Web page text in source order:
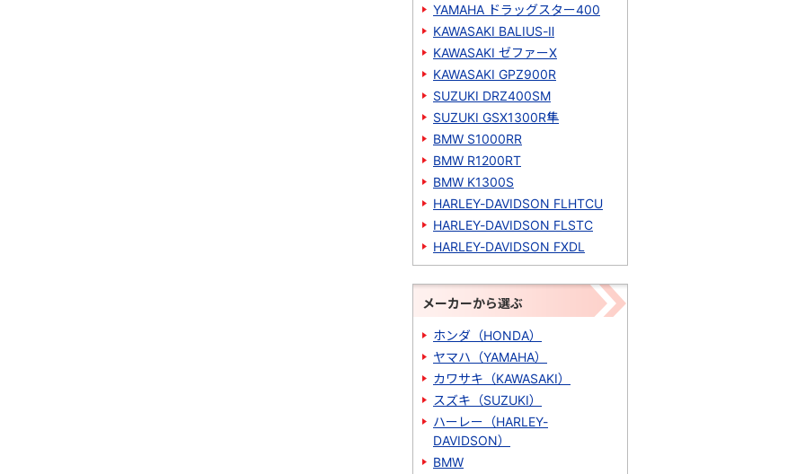
YAMAHA ドラッグスター400
KAWASAKI BALIUS-Ⅱ
KAWASAKI ゼファーΧ
KAWASAKI GPZ900R
SUZUKI DRZ400SM
SUZUKI GSX1300R隼
BMW S1000RR
BMW R1200RT
BMW K1300S
HARLEY-DAVIDSON FLHTCU
HARLEY-DAVIDSON FLSTC
HARLEY-DAVIDSON FXDL
メーカーから選ぶ
ホンダ（HONDA）
ヤマハ（YAMAHA）
カワサキ（KAWASAKI）
スズキ（SUZUKI）
ハーレー（HARLEY-
DAVIDSON）
BMW